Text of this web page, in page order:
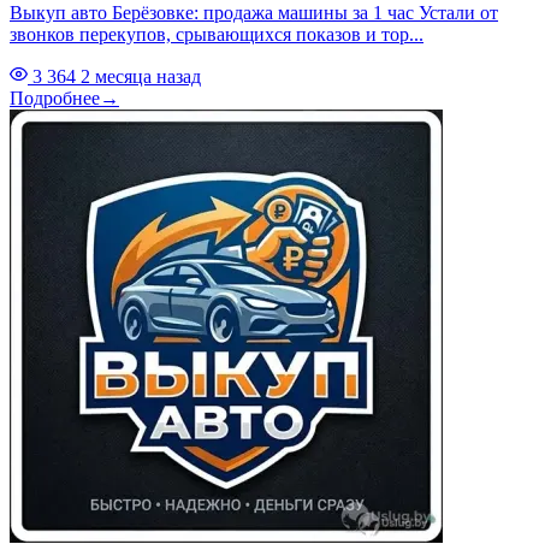
Выкуп авто Берёзовке: продажа машины за 1 час Устали от
звонков перекупов, срывающихся показов и тор...
3 364 2 месяца назад
Подробнее→